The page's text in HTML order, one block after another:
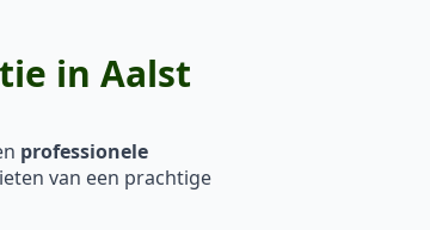
in Aalst
professionele
van een prachtige